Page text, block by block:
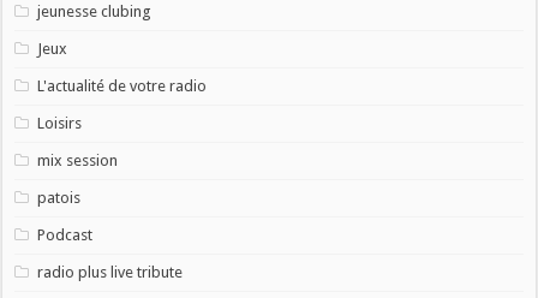
jeunesse clubing
Jeux
L'actualité de votre radio
Loisirs
mix session
patois
Podcast
radio plus live tribute